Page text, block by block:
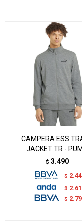
CAMPERA ESS
JACKET TR -
$ 3.490
$
$
$